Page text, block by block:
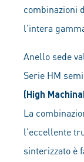
combinazioni
l'intera
Anello sede
Serie HM
(High
La
l'eccellente
sinterizzato è